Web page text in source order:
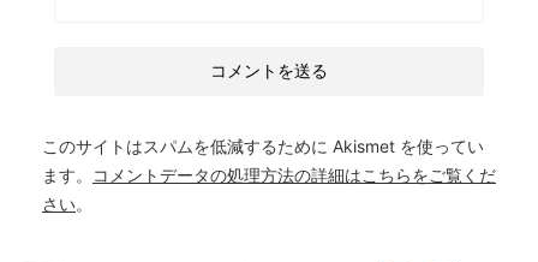
このサイトはスパムを低減するために Akismet を使ってい
ます。
コメントデータの処理方法の詳細はこちらをご覧くだ
さい。